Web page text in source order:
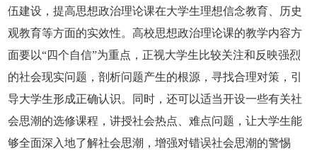
伍建设，提高思想政治理论课在大学生理想信念教育、历史
观教育等方面的实效性。高校思想政治理论课的教学内容方
面要以“四个自信”为重点，正视大学生比较关注和反映强烈
的社会现实问题，剖析问题产生的根源，寻找合理对策，引
导大学生形成正确认识。同时，还可以适当开设一些有关社
会思潮的选修课程，讲授社会热点、难点问题，让大学生能
够全面深入地了解社会思潮，增强对错误社会思潮的警惕